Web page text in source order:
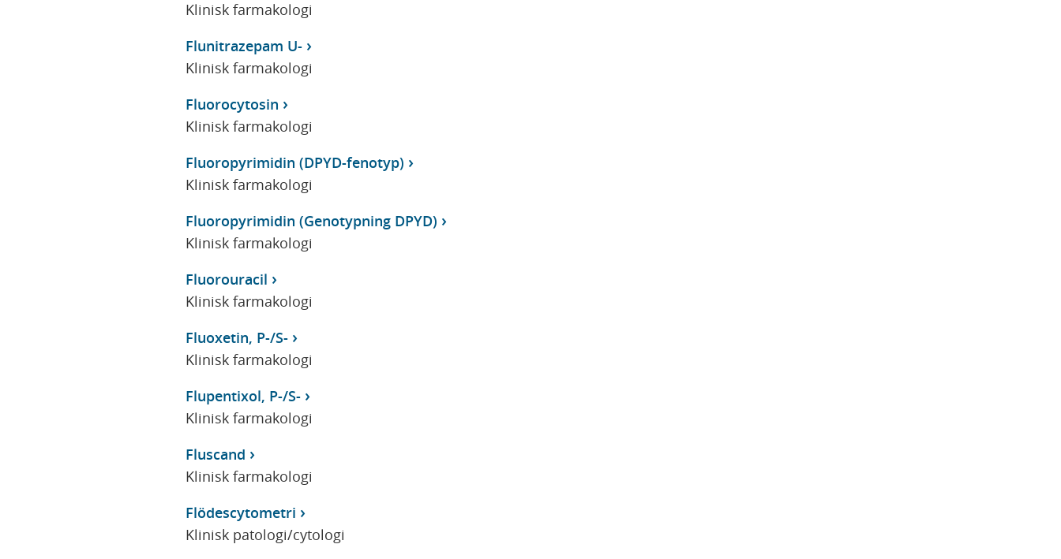
Klinisk farmakologi
Flunitrazepam U-
Klinisk farmakologi
Fluorocytosin
Klinisk farmakologi
Fluoropyrimidin (DPYD-fenotyp)
Klinisk farmakologi
Fluoropyrimidin (Genotypning DPYD)
Klinisk farmakologi
Fluorouracil
Klinisk farmakologi
Fluoxetin, P-/S-
Klinisk farmakologi
Flupentixol, P-/S-
Klinisk farmakologi
Fluscand
Klinisk farmakologi
Flödescytometri
Klinisk patologi/cytologi